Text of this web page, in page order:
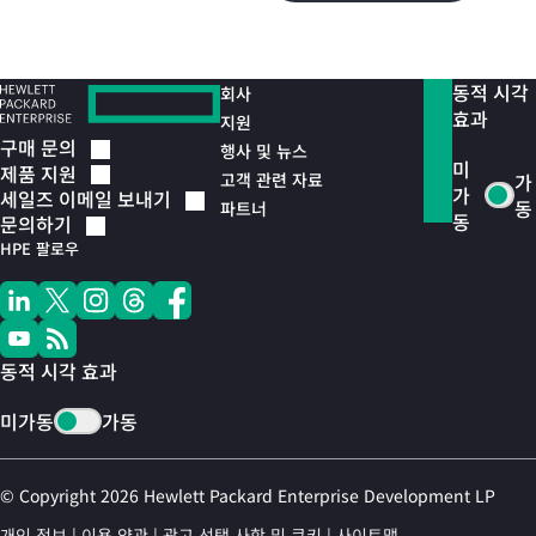
구매 문의
제품 지원
세일즈 이메일 보내기
문의하기
HPE 팔로우
동적 시각 효과
미가동
가동
회사
지원
행사 및 뉴스
고객 관련 자료
파트너
동적 시각
효과
미
가
동
가
동
© Copyright 2026 Hewlett Packard Enterprise Development LP